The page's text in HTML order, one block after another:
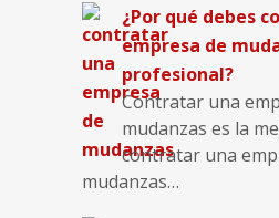
¿Por qué debes
empresa de
profesional?
Contratar una
mudanzas es la
contratar una
mudanzas…